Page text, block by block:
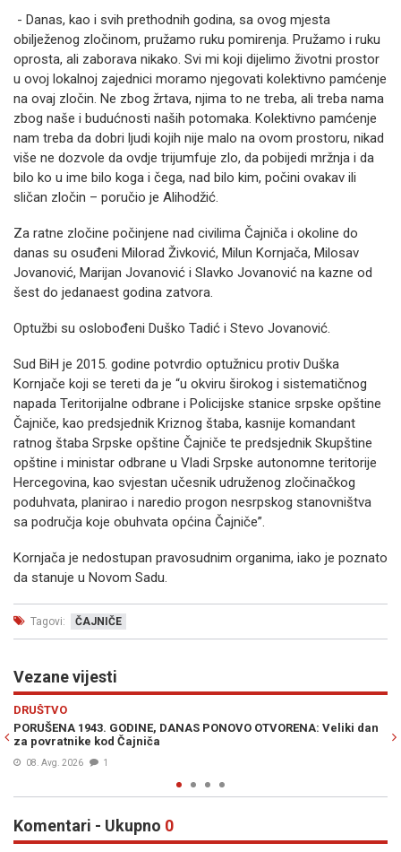
- Danas, kao i svih prethodnih godina, sa ovog mjesta
obilježenog zločinom, pružamo ruku pomirenja. Pružamo i ruku
oprosta, ali zaborava nikako. Svi mi koji dijelimo životni prostor
u ovoj lokalnoj zajednici moramo njegovati kolektivno pamćenje
na ovaj zločin. Ne zbog žrtava, njima to ne treba, ali treba nama
zbog naše i budućnosti naših potomaka. Kolektivno pamćenje
nam treba da dobri ljudi kojih nije malo na ovom prostoru, nikad
više ne dozvole da ovdje trijumfuje zlo, da pobijedi mržnja i da
bilo ko u ime bilo koga i čega, nad bilo kim, počini ovakav ili
sličan zločin – poručio je Alihodžić.
Za ratne zločine počinjene nad civilima Čajniča i okoline do
danas su osuđeni Milorad Živković, Milun Kornjača, Milosav
Jovanović, Marijan Jovanović i Slavko Jovanović na kazne od
šest do jedanaest godina zatvora.
Optužbi su oslobođeni Duško Tadić i Stevo Jovanović.
Sud BiH je 2015. godine potvrdio optužnicu protiv Duška
Kornjače koji se tereti da je “u okviru širokog i sistematičnog
napada Teritorijalne odbrane i Policijske stanice srpske opštine
Čajniče, kao predsjednik Kriznog štaba, kasnije komandant
ratnog štaba Srpske opštine Čajniče te predsjednik Skupštine
opštine i ministar odbrane u Vladi Srpske autonomne teritorije
Hercegovina, kao svjestan učesnik udruženog zločinačkog
poduhvata, planirao i naredio progon nesrpskog stanovništva
sa područja koje obuhvata općina Čajniče”.
Kornjača je nedostupan pravosudnim organima, iako je poznato
da stanuje u Novom Sadu.
Tagovi: ČAJNIČE
Vezane vijesti
DANAS PONOVO OTVORENA: Veliki dan
NE ZNAJU GDJE ĆE, ALI
Demosa Čajniče istupio iz
Previous
Komentari - Ukupno 0